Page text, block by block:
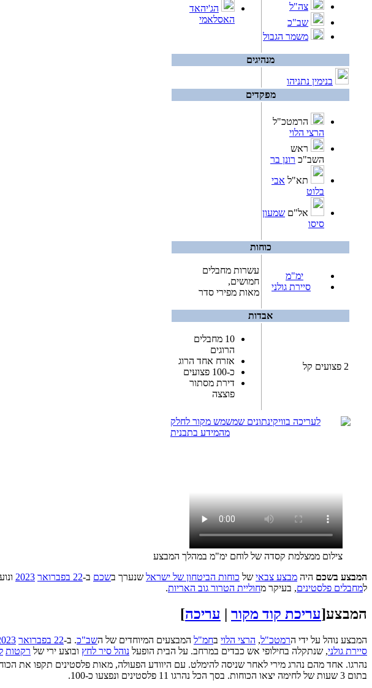
צה"ל
שב"כ
משמר הגבול
הג'יהאד
האסלאמי
מנהיגים
בנימין נתניהו
מפקדים
הרמטכ"ל
הרצי הלוי
ראש
השב"כ רונן בר
תא"ל אבי
בלוט
אל"ם שמעון
סיסו
כוחות
ימ"מ
סיירת גולני
עשרות מחבלים
חמושים,
מאות מפירי סדר
אבדות
2 פצועים קל
10 מחבלים
הרוגים
אזרח אחד הרוג
כ-100 פצועים
דירת מסתור
פוצצה
צילום ממצלמת קסדה של לוחם ימ"מ במהלך המבצע
המבצע בשכם היה מבצע צבאי של כוחות הביטחון של ישראל שנערך בשכם ב-22 בפברואר 2023
למחבלים פלסטינים, בעיקר מחוליית הטרור גוב האריות.
המבצע[עריכת קוד מקור עריכה]
המבצע נוהל על ידי הרמטכ"ל, הרצי הלוי בחמ"ל המבצעים המיוחדים של השב"כ. ב-22 בפברואר
סיירת גולני, שנתקלה בחילופי אש כבדים במרחב. על הבית הופעל נוהל סיר לחץ ובוצע ירי של רקטות
נהרגו. אחד מהם נהרג מירי לאחר שניסה להימלט. עם היוודע הפעולה, מאות פלסטינים תקפו את
בתום 3 שעות של לחימה יצאו הכוחות. בסך הכל נהרגו 11 פלסטינים ונפצעו כ-100.